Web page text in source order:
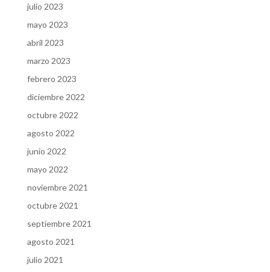
julio 2023
mayo 2023
abril 2023
marzo 2023
febrero 2023
diciembre 2022
octubre 2022
agosto 2022
junio 2022
mayo 2022
noviembre 2021
octubre 2021
septiembre 2021
agosto 2021
julio 2021